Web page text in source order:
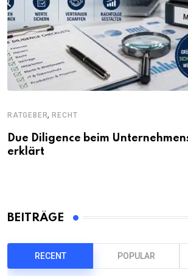
RATGEBER,RECHT
Due Diligence beim
erklärt
BEITRÄGE
RECENT POPULAR